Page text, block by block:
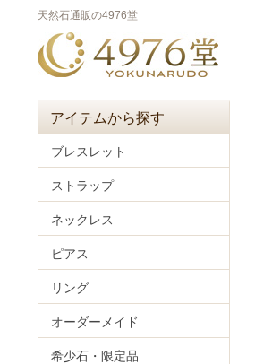
天然石通販の4976堂
アイテムから探す
ブレスレット
ストラップ
ネックレス
ピアス
リング
オーダーメイド
希少石・限定品